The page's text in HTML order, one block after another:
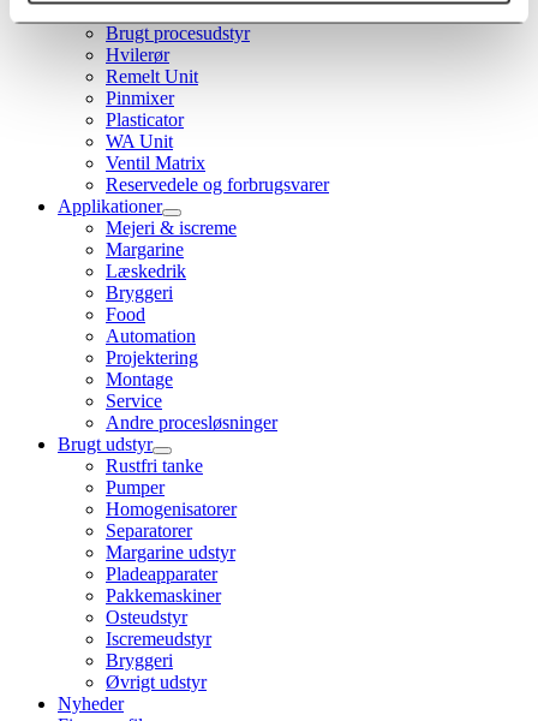
Specialopgaver
Brugt procesudstyr
Hvilerør
Remelt Unit
Pinmixer
Plasticator
WA Unit
Ventil Matrix
Reservedele og forbrugsvarer
Applikationer
Mejeri & iscreme
Margarine
Læskedrik
Bryggeri
Food
Automation
Projektering
Montage
Service
Andre procesløsninger
Brugt udstyr
Rustfri tanke
Pumper
Homogenisatorer
Separatorer
Margarine udstyr
Pladeapparater
Pakkemaskiner
Osteudstyr
Iscremeudstyr
Bryggeri
Øvrigt udstyr
Nyheder